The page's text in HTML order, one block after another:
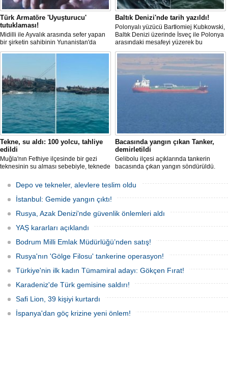
Türk Armatöre 'Uyuşturucu'
tutuklaması!
Midilli ile Ayvalık arasında sefer yapan
bir şirketin sahibinin Yunanistan'da
tutuklandığı bildirildi.
Baltık Denizi'nde tarih yazıldı!
Polonyalı yüzücü Bartłomiej Kubkowski,
Baltık Denizi üzerinde İsveç ile Polonya
arasındaki mesafeyi yüzerek bu
başarının ilk örneği olarak tarihe geçti.
Tekne, su aldı: 100 yolcu, tahliye
edildi
Muğla'nın Fethiye ilçesinde bir gezi
teknesinin su alması sebebiyle, teknede
teknenin batmaması için bölgede
kurtarma çalışması başlatıldı.
Bacasında yangın çıkan Tanker,
demirletildi
Gelibolu ilçesi açıklarında tankerin
bacasında çıkan yangın söndürüldü.
Sahası'na demirletildi.
Depo ve tekneler, alevlere teslim oldu
İstanbul: Gemide yangın çıktı!
Rusya, Azak Denizi'nde güvenlik önlemleri aldı
YAŞ kararları açıklandı
Bodrum Milli Emlak Müdürlüğü’nden satış!
Rusya'nın 'Gölge Filosu' tankerine operasyon!
Türkiye'nin ilk kadın Tümamiral adayı: Gökçen Fırat!
Karadeniz'de Türk gemisine saldırı!
Safi Lion, 39 kişiyi kurtardı
İspanya'dan göç krizine yeni önlem!